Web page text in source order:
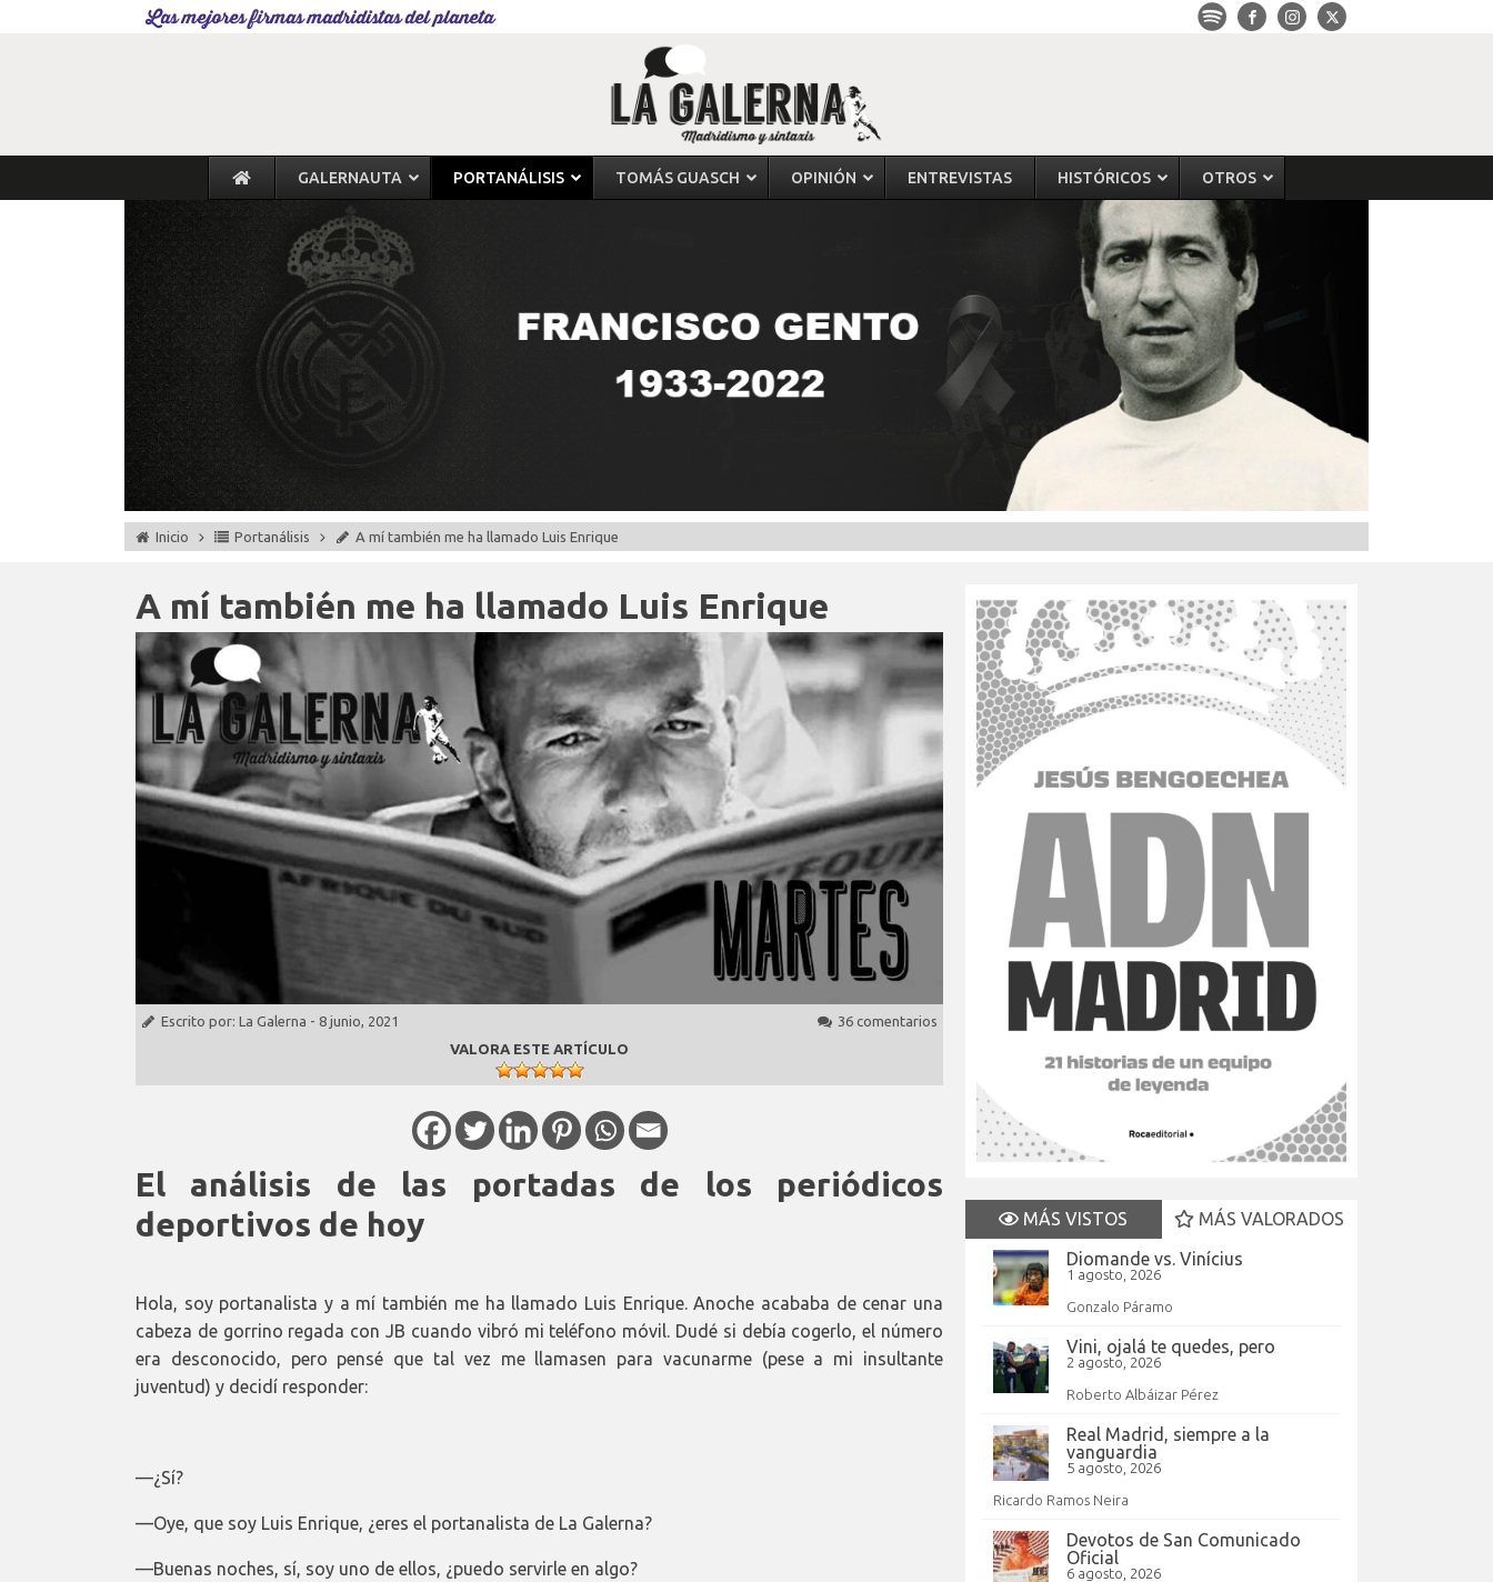
Las mejores firmas madridistas del planeta
GALERNAUTA PORTANÁLISIS TOMÁS GUASCH OPINIÓN ENTREVISTAS HISTÓRICOS OTROS
Inicio Portanálisis A mí también me ha llamado Luis Enrique
A mí también me ha llamado Luis Enrique
Escrito por: La Galerna - 8 junio, 2021
36 comentarios
VALORA ESTE ARTÍCULO
El análisis de las portadas de los periódicos
deportivos de hoy
Hola, soy portanalista y a mí también me ha llamado Luis Enrique. Anoche acababa de cenar una
cabeza de gorrino regada con JB cuando vibró mi teléfono móvil. Dudé si debía cogerlo, el número
era desconocido, pero pensé que tal vez me llamasen para vacunarme (pese a mi insultante
juventud) y decidí responder:
—¿Sí?
—Oye, que soy Luis Enrique, ¿eres el portanalista de La Galerna?
—Buenas noches, sí, soy uno de ellos, ¿puedo servirle en algo?
MÁS VISTOS
MÁS VALORADOS
Diomande vs. Vinícius
1 agosto, 2026
Gonzalo Páramo
Vini, ojalá te quedes, pero
2 agosto, 2026
Roberto Albáizar Pérez
Real Madrid, siempre a la
vanguardia
5 agosto, 2026
Ricardo Ramos Neira
Devotos de San Comunicado
Oficial
6 agosto, 2026